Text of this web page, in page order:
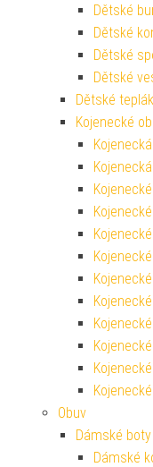
Dětské
Dětské
Dětské
Dětské
Dětské
Kojenecké
Obuv
Dámské boty
Dámské